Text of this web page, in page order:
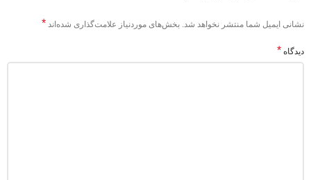
نشانی ایمیل شما منتشر نخواهد شد. بخش‌های موردنیاز علامت‌گذاری شده‌اند *
دیدگاه *